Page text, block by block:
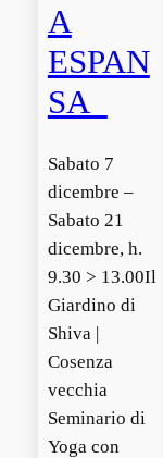
A
ESPAN
SA
Sabato 7
dicembre –
Sabato 21
dicembre, h.
9.30 > 13.00Il
Giardino di
Shiva |
Cosenza
vecchia
Seminario di
Yoga con